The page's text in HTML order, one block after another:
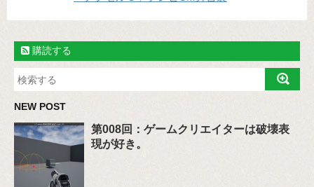
購読する
NEW POST
第008回：ゲームクリエイターは破壊表
現が好き。